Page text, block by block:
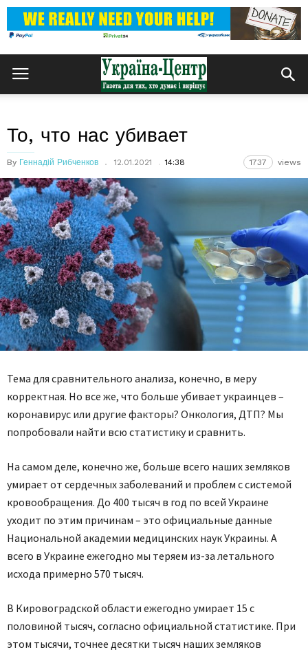
То, что нас убивает
By Геннадій Рибченков 12.01.2021 14:38 1737 views
Тема для сравнительного анализа, конечно, в меру
корректная. Но все же, что больше убивает украинцев –
коронавирус или другие факторы? Онкология, ДТП? Мы
попробовали найти всю статистику и сравнить.
На самом деле, конечно же, больше всего наших земляков
умирает от сердечных заболеваний и проблем с системой
кровообращения. До 400 тысяч в год по всей Украине
уходит по этим причинам – это официальные данные
Национальной академии медицинских наук Украины. А
всего в Украине ежегодно мы теряем из-за летального
исхода примерно 570 тысяч.
В Кировоградской области ежегодно умирает 15 с
половиной тысяч, согласно официальной статистике. При
этом тысячи, точнее десятки тысяч наших земляков